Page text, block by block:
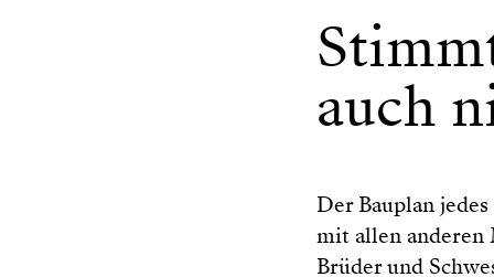
auch
Der Bauplan
mit allen anderen
Brüder und